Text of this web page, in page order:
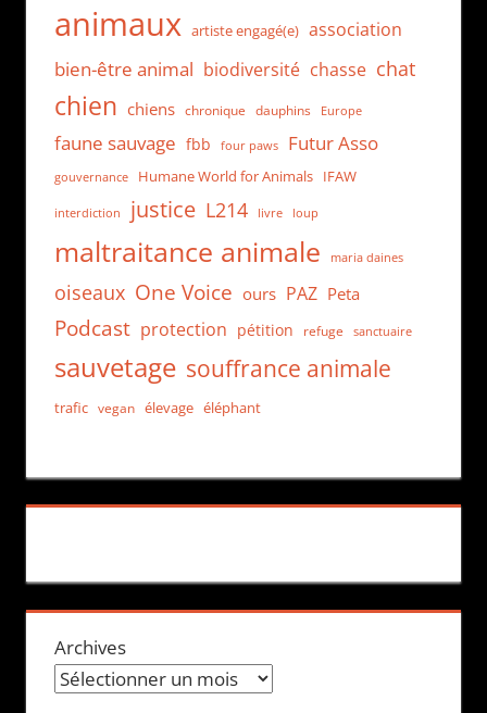
animaux artiste engagé(e) association
bien-être animal biodiversité chasse chat
chien chiens chronique dauphins Europe
faune sauvage fbb four paws Futur Asso
gouvernance Humane World for Animals IFAW
interdiction justice L214 livre loup
maltraitance animale maria daines
oiseaux One Voice ours PAZ Peta
Podcast protection pétition refuge sanctuaire
sauvetage souffrance animale
trafic vegan élevage éléphant
Archives